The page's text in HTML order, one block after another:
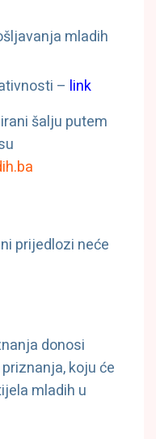
mladih
– link
šalju putem
prijedlozi neće
donosi
koju će
mladih u